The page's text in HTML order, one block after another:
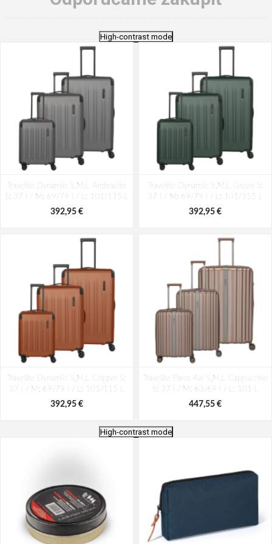
High-contrast mode
Travelite Dynamiic S,M,L Anthracite
S: 37 l / M: 69/79 l / L: 101/115 L
392,95 €
Travelite Dynamiic S,M,L Green S:
37 l / M: 69/79 l / L: 101/115 L
392,95 €
Travelite Dynamiic S,M,L Copper S:
37 l / M: 69/79 l / L: 101/115 L
392,95 €
Travelite Paros 4w S,M,L Cappuccino
S: 37 l / M: 63/69 l / L: 101 L
447,55 €
High-contrast mode